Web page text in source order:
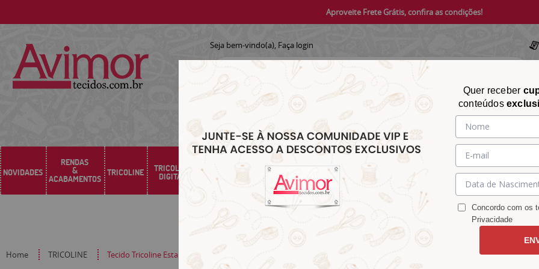
Aproveite Frete Grátis, confira as condições!
Seja bem-vindo(a), Faça login
NOVIDADES
RENDAS
&
ACABAMENTOS
TRICOLINE TRICOLINE
DIGITAL SARJA SINTÉTICOS
CHITÃO TRICÔ
TECIDOS E
AVIAMENTOS
&
ACESSÓRIOS
TECIDOS
PARA
DECORAÇÃO
Home TRICOLINE Tecido Tricoline Estampado Maçãs Poá Fundo Azul 8086v01
Quer receber
conteúdos
Concordo com os
Privacidade